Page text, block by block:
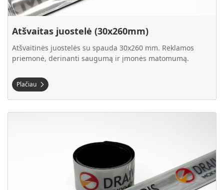
Atšvaitas juostelė (30x260mm)
Atšvaitinės juostelės su spauda 30x260 mm. Reklamos
priemonė, derinanti saugumą ir įmonės matomumą.
Plačiau